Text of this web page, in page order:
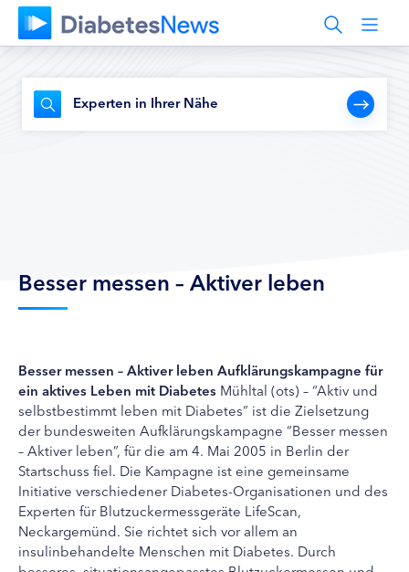
Experten in Ihrer Nähe
Besser messen – Aktiver leben
Besser messen – Aktiver leben Aufklärungskampagne für
ein aktives Leben mit Diabetes Mühltal (ots) – “Aktiv und
selbstbestimmt leben mit Diabetes” ist die Zielsetzung
der bundesweiten Aufklärungskampagne “Besser messen
– Aktiver leben”, für die am 4. Mai 2005 in Berlin der
Startschuss fiel. Die Kampagne ist eine gemeinsame
Initiative verschiedener Diabetes-Organisationen und des
Experten für Blutzuckermessgeräte LifeScan,
Neckargemünd. Sie richtet sich vor allem an
insulinbehandelte Menschen mit Diabetes. Durch